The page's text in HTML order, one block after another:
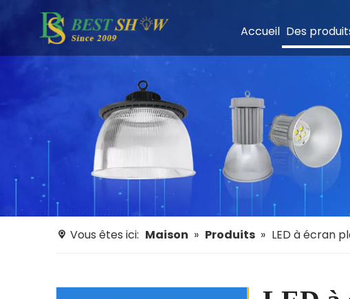
Accueil Des
Vous êtes ici: Maison » Produits » LED à écran